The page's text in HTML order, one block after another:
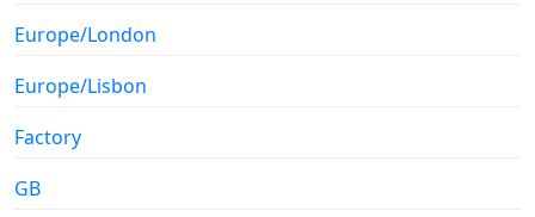
Europe/London
Europe/Lisbon
Factory
GB